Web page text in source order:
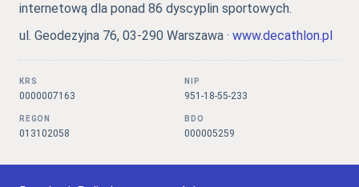
internetową dla ponad 86 dyscyplin sportowych.
ul. Geodezyjna 76, 03-290 Warszawa · www.decathlon.pl
KRS
0000007163
NIP
951-18-55-233
REGON
013102058
BDO
000005259